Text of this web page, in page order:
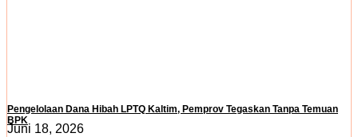
Pengelolaan Dana Hibah LPTQ Kaltim, Pemprov Tegaskan Tanpa Temuan
BPK
Juni 18, 2026